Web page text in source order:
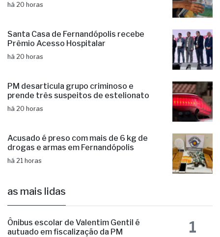
há 20 horas
Santa Casa de Fernandópolis recebe
Prêmio Acesso Hospitalar
há 20 horas
PM desarticula grupo criminoso e
prende três suspeitos de estelionato
há 20 horas
Acusado é preso com mais de 6 kg de
drogas e armas em Fernandópolis
há 21 horas
as mais lidas
Ônibus escolar de Valentim Gentil é
autuado em fiscalização da PM
1